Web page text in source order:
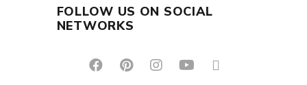
FOLLOW US ON SOCIAL
NETWORKS